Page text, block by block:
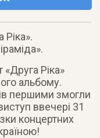
Ріка».
Ріка»
альбому.
першими змогли
ввечері 31
концертних